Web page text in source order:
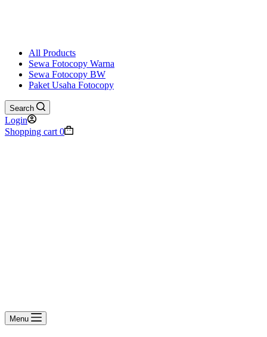
All Products
Sewa Fotocopy Warna
Sewa Fotocopy BW
Paket Usaha Fotocopy
Search
Login
Shopping cart 0
Menu